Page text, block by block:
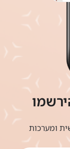
ומערכות